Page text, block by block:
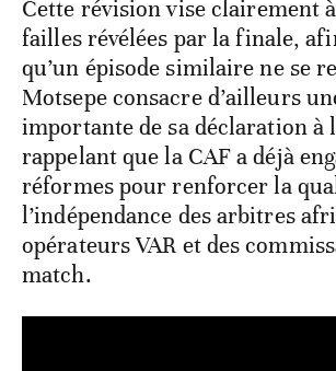
Cette révision vise clairement
failles révélées par la finale,
qu’un épisode similaire ne se
Motsepe consacre d’ailleurs
importante de sa déclaration à
rappelant que la CAF a déjà
réformes pour renforcer la
l’indépendance des arbitres
opérateurs VAR et des
match.